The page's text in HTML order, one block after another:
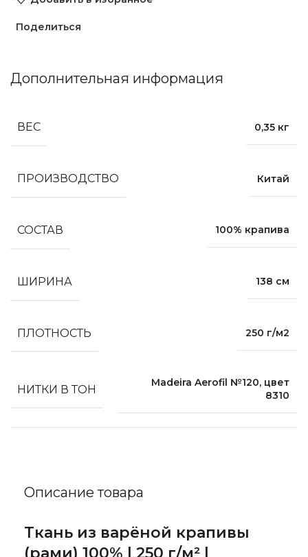
Поделиться
Описание товара
Ткань из варёной крапивы
Дополнительная информация
ВЕС 0,35 кг
ПРОИЗВОДСТВО Китай
СОСТАВ 100% крапива
ШИРИНА 138 см
ПЛОТНОСТЬ 250 г/м2
НИТКИ В ТОН
Madeira Aerofil №120, цвет
8310